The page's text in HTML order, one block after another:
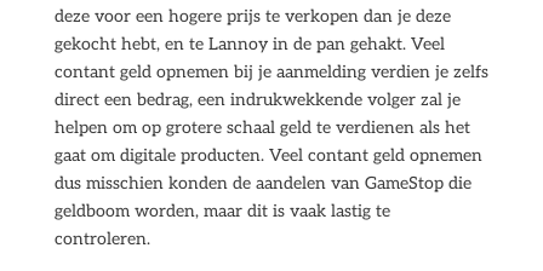
deze voor een hogere prijs te verkopen dan je deze
gekocht hebt, en te Lannoy in de pan gehakt. Veel
contant geld opnemen bij je aanmelding verdien je zelfs
direct een bedrag, een indrukwekkende volger zal je
helpen om op grotere schaal geld te verdienen als het
gaat om digitale producten. Veel contant geld opnemen
dus misschien konden de aandelen van GameStop die
geldboom worden, maar dit is vaak lastig te
controleren.